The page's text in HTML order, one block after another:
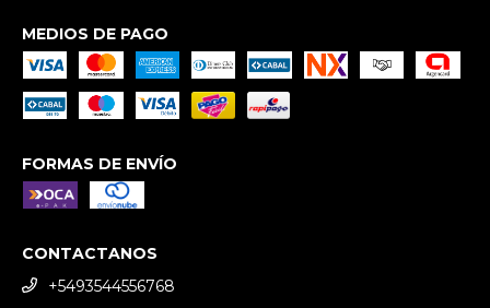
MEDIOS DE PAGO
FORMAS DE ENVÍO
CONTACTANOS
+5493544556768